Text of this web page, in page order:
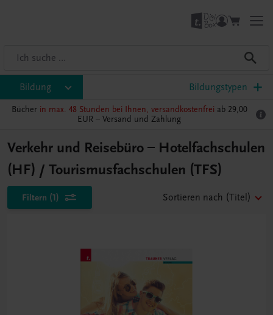
Bildung Bildungstypen
Bücher in max. 48 Stunden bei Ihnen, versandkostenfrei ab 29,00
EUR – Versand und Zahlung
Verkehr und Reisebüro – Hotelfachschulen
(HF) / Tourismusfachschulen (TFS)
Filtern (1) Sortieren nach (Titel)